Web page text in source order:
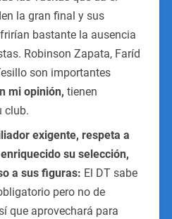
la gran final y sus
bastante la ausencia
Robinson Zapata, Faríd
son importantes
mi opinión, tienen
club.
exigente, respeta a
su selección,
a sus figuras: El DT sabe
pero no de
que aprovechará para